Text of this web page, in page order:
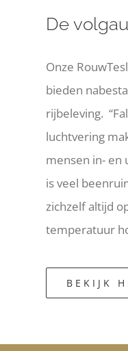
De
Onze
bieden
rijbeleving.
luchtvering
mensen in- en
is veel
zichzelf altijd
temperatuur
BEKIJK